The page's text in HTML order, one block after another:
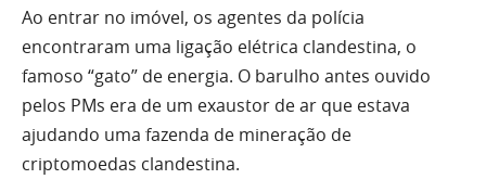
Ao entrar no imóvel, os agentes da polícia
encontraram uma ligação elétrica clandestina, o
famoso “gato” de energia. O barulho antes ouvido
pelos PMs era de um exaustor de ar que estava
ajudando uma fazenda de mineração de
criptomoedas clandestina.